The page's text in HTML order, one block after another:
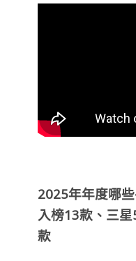
2025年年度哪
入榜13款、三
款